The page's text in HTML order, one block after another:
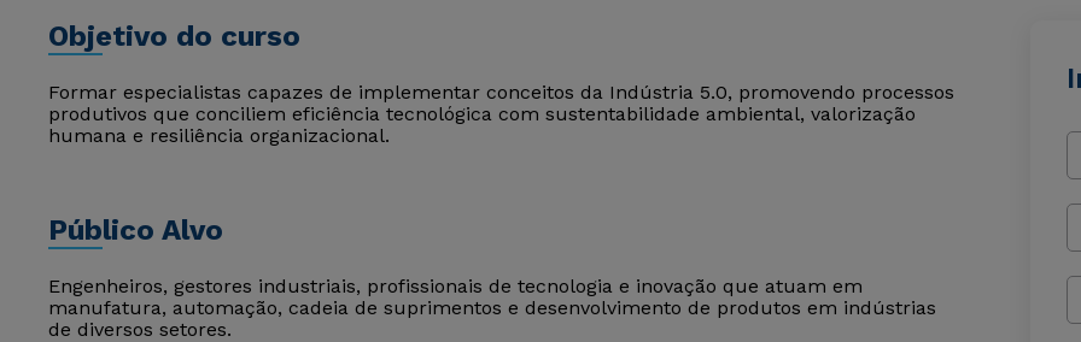
Objetivo do curso
Formar especialistas capazes de implementar conceitos da Indústria 5.0, promovendo processos
produtivos que conciliem eficiência tecnológica com sustentabilidade ambiental, valorização
humana e resiliência organizacional.
Público Alvo
Engenheiros, gestores industriais, profissionais de tecnologia e inovação que atuam em
manufatura, automação, cadeia de suprimentos e desenvolvimento de produtos em indústrias
de diversos setores.